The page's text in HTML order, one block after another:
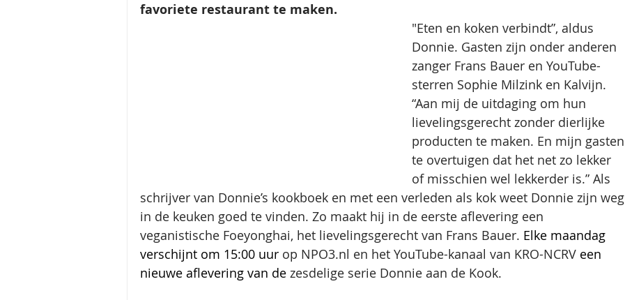
favoriete restaurant te maken.
"Eten en koken verbindt”, aldus
Donnie. Gasten zijn onder anderen
zanger Frans Bauer en YouTube-
sterren Sophie Milzink en Kalvijn.
“Aan mij de uitdaging om hun
lievelingsgerecht zonder dierlijke
producten te maken. En mijn gasten
te overtuigen dat het net zo lekker
of misschien wel lekkerder is.” Als
schrijver van Donnie’s kookboek en met een verleden als kok weet Donnie zijn weg
in de keuken goed te vinden. Zo maakt hij in de eerste aflevering een
veganistische Foeyonghai, het lievelingsgerecht van Frans Bauer. Elke maandag
verschijnt om 15:00 uur op NPO3.nl en het YouTube-kanaal van KRO-NCRV een
nieuwe aflevering van de zesdelige serie Donnie aan de Kook.